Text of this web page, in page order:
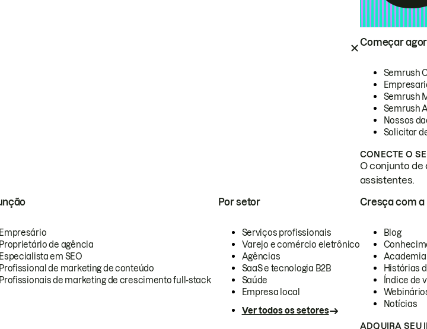
Começar
Semrush
Semrush
Semrush
Nossos
Solicitar
CONECTE O
O conjunto de
assistentes.
Empresário
Proprietário de agência
Especialista em SEO
Profissional de marketing de conteúdo
Profissionais de marketing de crescimento full-stack
Por setor
Serviços profissionais
Varejo e comércio eletrônico
Agências
SaaS e tecnologia B2B
Saúde
Empresa local
Ver todos os setores
Cresça com a
Blog
Academia
Histórias
Índice de
Notícias
ADQUIRA SEU